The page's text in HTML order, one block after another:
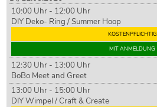
10:00 Uhr - 12:00 Uhr
DIY Deko- Ring / Summer Hoop
KOSTENPFLICHTIG
MIT ANMELDUNG
12:30 Uhr - 13:00 Uhr
BoBo Meet and Greet
13:00 Uhr - 15:00 Uhr
DIY Wimpel / Craft & Create